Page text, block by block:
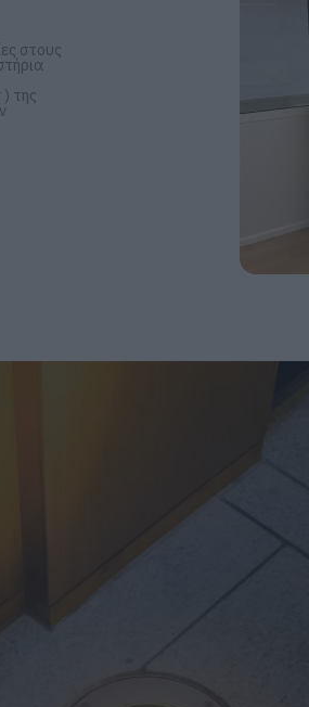
στους
της